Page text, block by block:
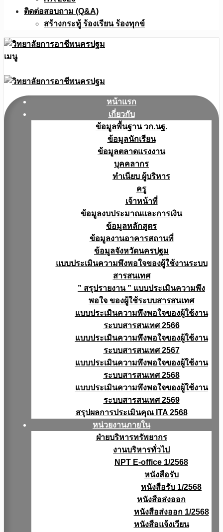
ติดต่อสอบถาม (Q&A)
สร้างกระทู้ ร้องเรียน ร้องทุกข์
เมนู
หน้าแรก
เกี่ยวกับ
ข้อมูลพื้นฐาน วก.นฐ.
ข้อมูลนักเรียน
ข้อมูลตลาดแรงงาน
บุคคลากร
ทำเนียบ ผู้บริหาร
ครู
เจ้าหน้าที่
ข้อมูลงบประมาณเเละการเงิน
ข้อมูลหลักสูตร
ข้อมูลงานอาคารสถานที่
ข้อมูลจังหวัดนครปฐม
แบบประเมินความพึงพอใจของผู้ใช้งานระบบ
สารสนเทศ
” สรุปรายงาน ” แบบประเมินความพึง
พอใจ ของผู้ใช้ระบบสารสนเทศ
แบบประเมินความพึงพอใจของผู้ใช้งาน
ระบบสารสนเทศ 2566
แบบประเมินความพึงพอใจของผู้ใช้งาน
ระบบสารสนเทศ 2567
แบบประเมินความพึงพอใจของผู้ใช้งาน
ระบบสารสนเทศ 2568
แบบประเมินความพึงพอใจของผู้ใช้งาน
ระบบสารสนเทศ 2569
สรุปผลการประเมินคุณ ITA 2568
หน่วยงานภายใน
ฝ่ายบริหารทรัพยากร
งานบริหารทั่วไป
NPT E-office 1/2568
หนังสือรับ
หนังสือรับ 1/2568
หนังสือส่งออก
หนังสือส่งออก 1/2568
หนังสือแจ้งเวียน